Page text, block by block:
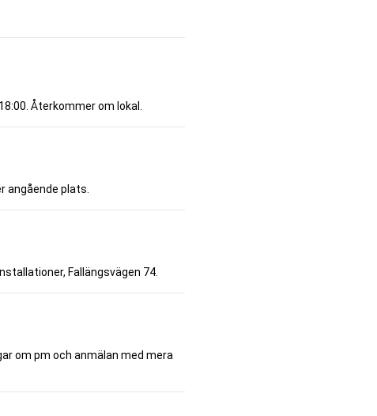
Återkommer om lokal.
angående plats.
Fallängsvägen 74.
om pm och anmälan med mera